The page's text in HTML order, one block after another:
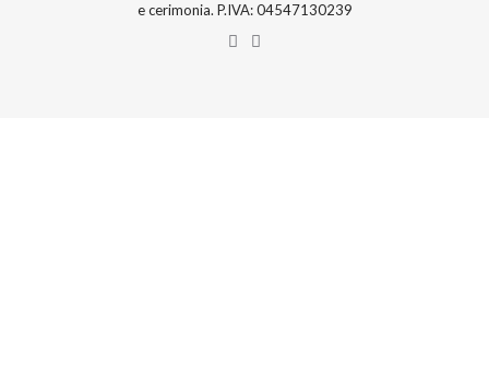
e cerimonia. P.IVA: 04547130239